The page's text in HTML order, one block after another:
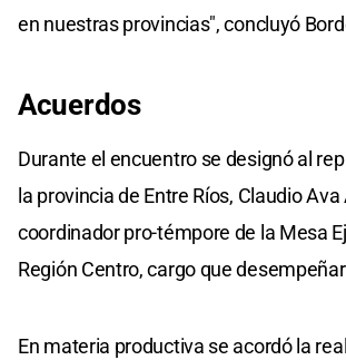
en nuestras provincias", concluyó
Acuerdos
Durante el encuentro se designó al
la provincia de Entre Ríos, Claudio
coordinador pro-témpore de la Mesa
Región Centro, cargo que
En materia productiva se acordó la